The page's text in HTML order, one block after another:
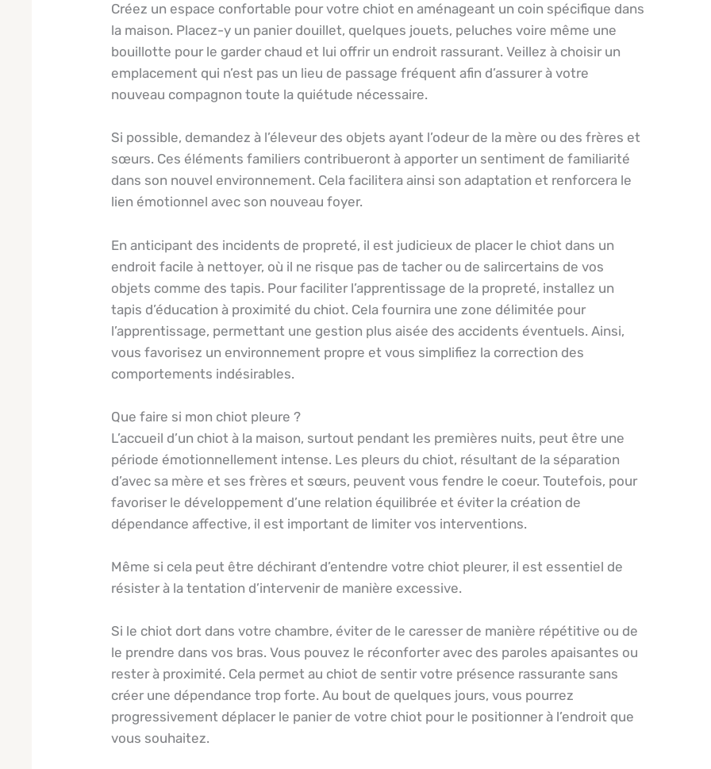
Créez un espace confortable pour votre chiot en aménageant un coin spécifique dans
la maison. Placez-y un panier douillet, quelques jouets, peluches voire même une
bouillotte pour le garder chaud et lui offrir un endroit rassurant. Veillez à choisir un
emplacement qui n’est pas un lieu de passage fréquent afin d’assurer à votre
nouveau compagnon toute la quiétude nécessaire.
Si possible, demandez à l’éleveur des objets ayant l’odeur de la mère ou des frères et
sœurs. Ces éléments familiers contribueront à apporter un sentiment de familiarité
dans son nouvel environnement. Cela facilitera ainsi son adaptation et renforcera le
lien émotionnel avec son nouveau foyer.
En anticipant des incidents de propreté, il est judicieux de placer le chiot dans un
endroit facile à nettoyer, où il ne risque pas de tacher ou de salircertains de vos
objets comme des tapis. Pour faciliter l’apprentissage de la propreté, installez un
tapis d’éducation à proximité du chiot. Cela fournira une zone délimitée pour
l’apprentissage, permettant une gestion plus aisée des accidents éventuels. Ainsi,
vous favorisez un environnement propre et vous simplifiez la correction des
comportements indésirables.
Que faire si mon chiot pleure ?
L’accueil d’un chiot à la maison, surtout pendant les premières nuits, peut être une
période émotionnellement intense. Les pleurs du chiot, résultant de la séparation
d’avec sa mère et ses frères et sœurs, peuvent vous fendre le coeur. Toutefois, pour
favoriser le développement d’une relation équilibrée et éviter la création de
dépendance affective, il est important de limiter vos interventions.
Même si cela peut être déchirant d’entendre votre chiot pleurer, il est essentiel de
résister à la tentation d’intervenir de manière excessive.
Si le chiot dort dans votre chambre, éviter de le caresser de manière répétitive ou de
le prendre dans vos bras. Vous pouvez le réconforter avec des paroles apaisantes ou
rester à proximité. Cela permet au chiot de sentir votre présence rassurante sans
créer une dépendance trop forte. Au bout de quelques jours, vous pourrez
progressivement déplacer le panier de votre chiot pour le positionner à l’endroit que
vous souhaitez.